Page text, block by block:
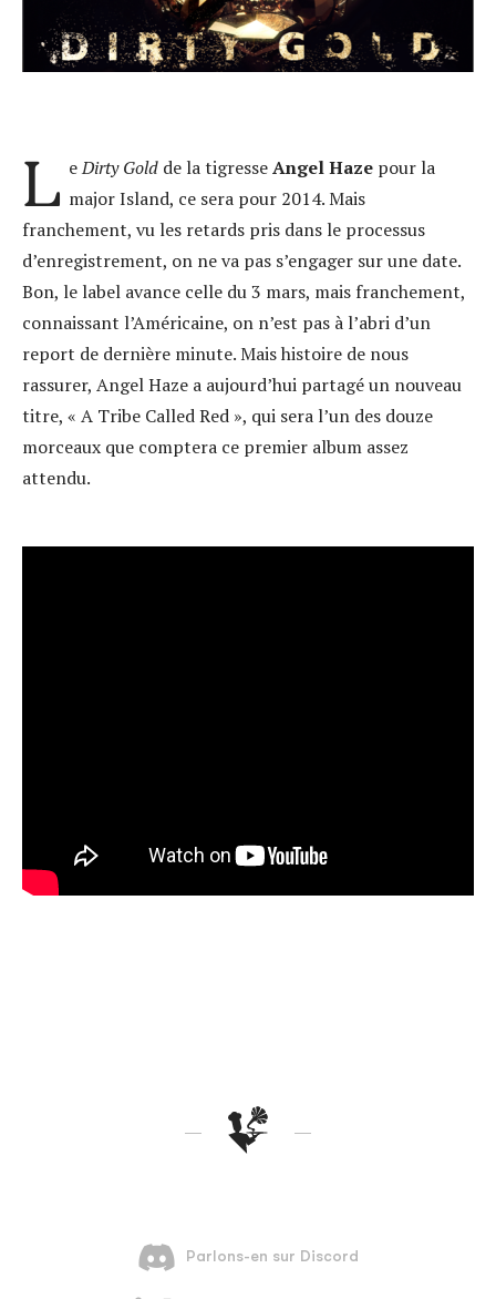
L eDirty Goldde la tigresseAngel Hazepour la
major Island, ce sera pour 2014. Mais
franchement, vu les retards pris dans le processus
d’enregistrement, on ne va pas s’engager sur une date.
Bon, le label avance celle du 3 mars, mais franchement,
connaissant l’Américaine, on n’est pas à l’abri d’un
report de dernière minute. Mais histoire de nous
rassurer, Angel Haze a aujourd’hui partagé un nouveau
titre, « A Tribe Called Red », qui sera l’un des douze
morceaux que comptera ce premier album assez
attendu.